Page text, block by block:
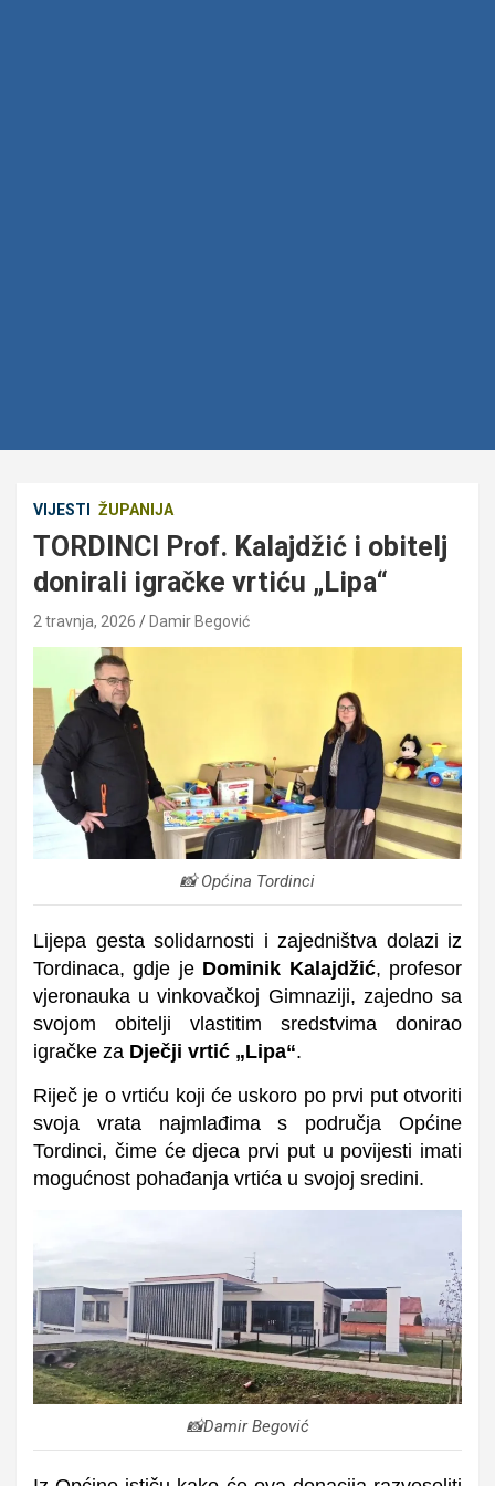
VIJESTI ŽUPANIJA
TORDINCI Prof. Kalajdžić i obitelj
donirali igračke vrtiću „Lipa“
2 travnja, 2026 Damir Begović
📸 Općina Tordinci
Lijepa gesta solidarnosti i zajedništva dolazi iz
Tordinaca, gdje je Dominik Kalajdžić, profesor
vjeronauka u vinkovačkoj Gimnaziji, zajedno sa
svojom obitelji vlastitim sredstvima donirao
igračke za Dječji vrtić „Lipa“.
Riječ je o vrtiću koji će uskoro po prvi put otvoriti
svoja vrata najmlađima s područja Općine
Tordinci, čime će djeca prvi put u povijesti imati
mogućnost pohađanja vrtića u svojoj sredini.
📸Damir Begović